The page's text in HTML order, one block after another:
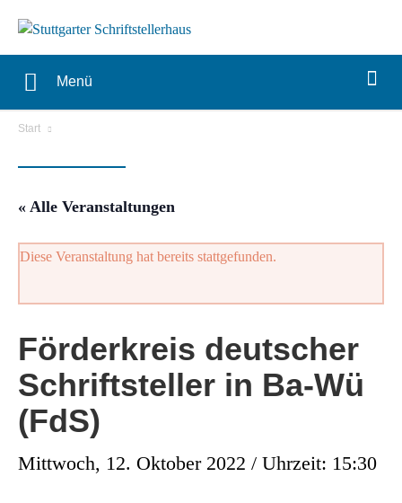
Menü
Start
« Alle Veranstaltungen
Diese Veranstaltung hat bereits stattgefunden.
Förderkreis deutscher
Schriftsteller in Ba-Wü
(FdS)
Mittwoch, 12. Oktober 2022 / Uhrzeit: 15:30